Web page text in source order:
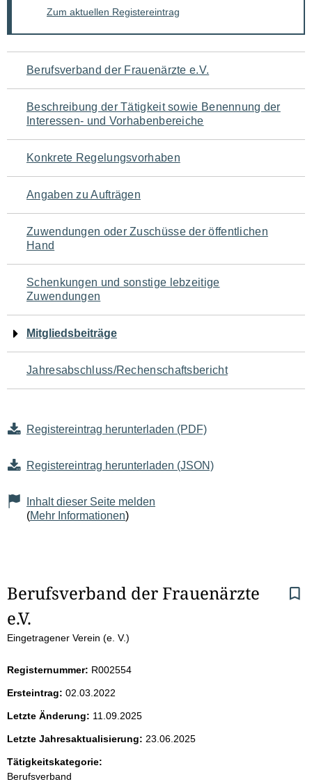
Zum aktuellen Registereintrag
Navigation
für
den
Seiteninhalt
Berufsverband der Frauenärzte e.V.
Beschreibung der Tätigkeit sowie Benennung der
Interessen- und Vorhabenbereiche
Konkrete Regelungsvorhaben
Angaben zu Aufträgen
Zuwendungen oder Zuschüsse der öffentlichen
Hand
Schenkungen und sonstige lebzeitige
Zuwendungen
Mitgliedsbeiträge
Jahresabschluss/Rechenschaftsbericht
Registereintrag herunterladen (PDF)
Registereintrag herunterladen (JSON)
Inhalt dieser Seite melden
(Mehr Informationen)
S
e
t
e
n
i
Berufsverband der Frauenärzte
e.V.
Eingetragener Verein (e. V.)
Registernummer: R002554
Ersteintrag: 02.03.2022
Letzte Änderung: 11.09.2025
Letzte Jahresaktualisierung: 23.06.2025
Tätigkeitskategorie:
Berufsverband